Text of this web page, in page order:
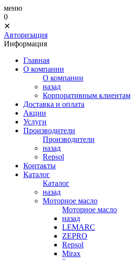
меню
0
✕
Авторизация
Информация
Главная
О компании
О компании
назад
Корпоративным клиентам
Доставка и оплата
Акции
Услуги
Производители
Производители
назад
Repsol
Контакты
Каталог
Каталог
назад
Моторное масло
Моторное масло
назад
LEMARC
ZEPRO
Repsol
Mirax